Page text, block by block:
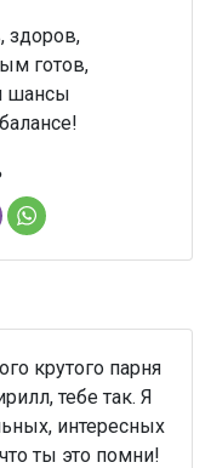
здоров,
готов,
шансы
крутого парня
тебе так. Я
интересных
ты это помни!